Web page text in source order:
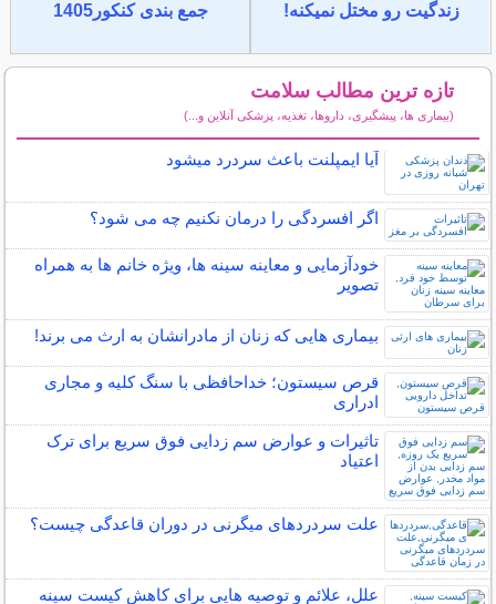
زندگیت رو مختل نمیکنه!
جمع بندی کنکور1405
تازه ترین مطالب سلامت
(بیماری ها، پیشگیری، داروها، تغذیه، پزشکی آنلاین و...)
آیا ایمپلنت باعث سردرد میشود
اگر افسردگی را درمان نکنیم چه می شود؟
خودآزمایی و معاینه سینه ها، ویژه خانم ها به همراه
تصویر
بیماری هایی که زنان از مادرانشان به ارث می برند!
قرص سیستون؛ خداحافظی با سنگ کلیه و مجاری
ادراری
تاثیرات و عوارض سم زدایی فوق سریع برای ترک
اعتیاد
علت سردردهای میگرنی در دوران قاعدگی چیست؟
علل، علائم و توصیه هایی برای کاهش کیست سینه